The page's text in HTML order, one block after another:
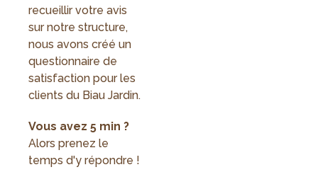
recueillir votre avis
sur notre structure,
nous avons créé un
questionnaire de
satisfaction pour les
clients du Biau Jardin.
Vous avez 5 min ?
Alors prenez le
temps d'y répondre !